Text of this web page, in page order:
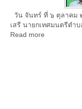
วัน จันทร์ ที่ ๖ ตุลาคม
เสรี นายกเทศมนตรีตำ
Read more